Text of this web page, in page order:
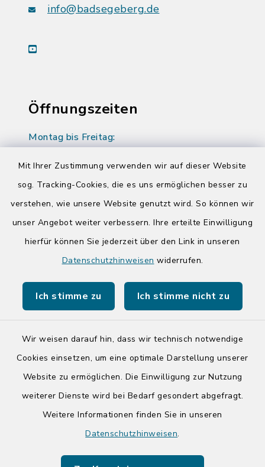
Mit Ihrer Zustimmung verwenden wir auf dieser Website
sog. Tracking-Cookies, die es uns ermöglichen besser zu
verstehen, wie unsere Website genutzt wird. So können wir
unser Angebot weiter verbessern. Ihre erteilte Einwilligung
hierfür können Sie jederzeit über den Link in unseren
Datenschutzhinweisen widerrufen.
Ich stimme zu Ich stimme nicht zu
Wir weisen darauf hin, dass wir technisch notwendige
Cookies einsetzen, um eine optimale Darstellung unserer
Website zu ermöglichen. Die Einwilligung zur Nutzung
weiterer Dienste wird bei Bedarf gesondert abgefragt.
Weitere Informationen finden Sie in unseren
Datenschutzhinweisen.
info@badsegeberg.de
youtube
Öffnungszeiten
Montag bis Freitag:
Donnerstag zusätzlich:
14:00-17:00 Uhr
Quicklinks
Tourist-Info der Stadt Bad Segeberg
Barrierefreiheit